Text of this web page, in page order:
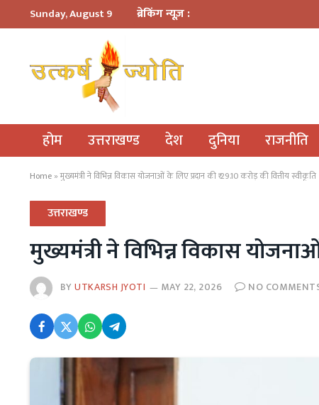
Sunday, August 9 ब्रेकिंग न्यूज़ :
होम उत्तराखण्ड देश दुनिया राजनीति
Home »मुख्यमंत्री ने विभिन्न विकास योजनाओं के लिए प्रदान की ₹ 29.10 करोड़ की वित्तीय स्वीकृति
उत्तराखण्ड
मुख्यमंत्री ने विभिन्न विकास
BYUTKARSH JYOTI MAY 22, 2026 NO